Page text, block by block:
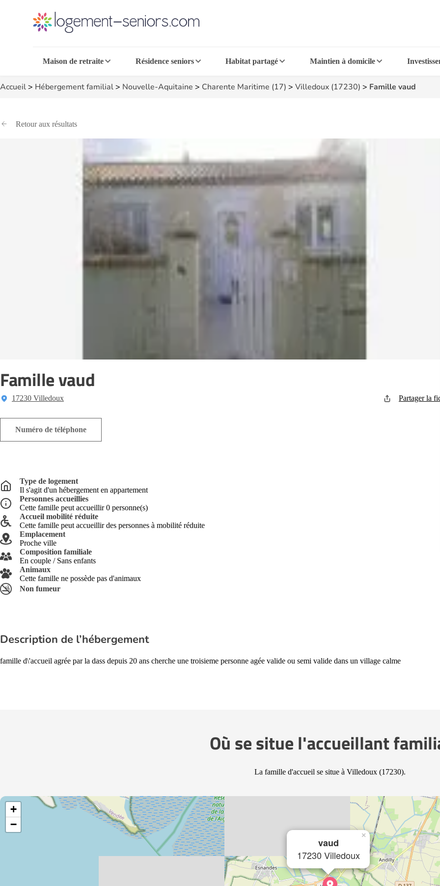
Maison de retraite Résidence seniors Habitat partagé Maintien à domicile
Accueil> Hébergement familial> Nouvelle-Aquitaine > Charente Maritime (17) > Villedoux (17230) > Famille vaud
Retour aux résultats
Famille vaud
17230 Villedoux Partager la
Numéro de téléphone
Type de logement
Il s'agit d'un hébergement en appartement
Personnes accueillies
Cette famille peut accueillir 0 personne(s)
Accueil mobilité réduite
Cette famille peut accueillir des personnes à mobilité réduite
Emplacement
Proche ville
Composition familiale
En couple / Sans enfants
Animaux
Cette famille ne possède pas d'animaux
Non fumeur
Description de l’hébergement
famille d\'accueil agrée par la dass depuis 20 ans cherche une troisieme personne agée valide ou semi valide dans un village calme
Où se situe l'accueillant
La famille d'accueil se situe à Villedoux (17230).
vaud
17230 Villedoux
×
+
−